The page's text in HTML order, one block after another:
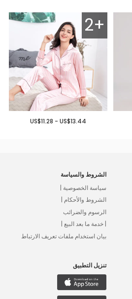
2+
US$11.28 - US$13.44
الشروط والسياسة
سياسة الخصوصية |
الشروط والأحكام |
الرسوم والضرائب
| خدمة ما بعد البيع |
بيان استخدام ملفات تعريف الارتباط
تنزيل التطبيق